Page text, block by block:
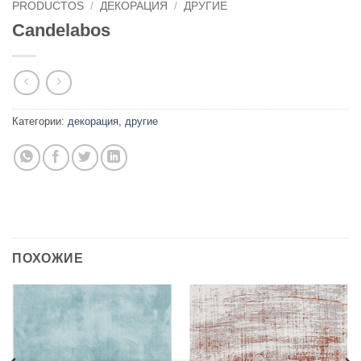
PRODUCTOS / ДЕКОРАЦИЯ / ДРУГИЕ
Candelabos
Категории: декорация другие
ПОХОЖИЕ